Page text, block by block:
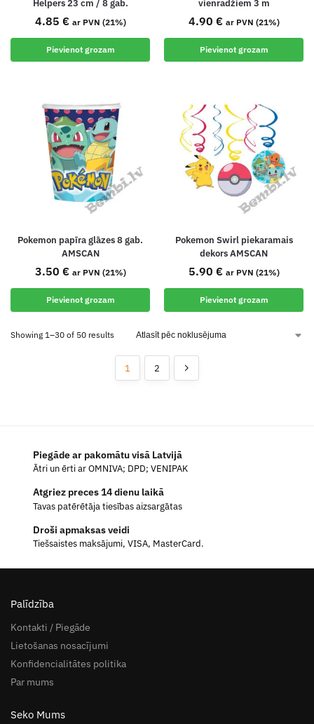
Helpers 23 cm / 8 gab.
4.85 € ar PVN (21%)
Pievienot grozam
vienradžiem 3 m
4.90 € ar PVN (21%)
Pievienot grozam
Pokemon papīra glāzes 8 gab.
AMSCAN
3.50 € ar PVN (21%)
Pievienot grozam
Pokemon Swirl piekaramais
dekors AMSCAN
5.90 € ar PVN (21%)
Pievienot grozam
Showing 1–30 of 50 results
1 2
Piegāde ar pakomātu visā Latvijā
Ātri un ērti ar OMNIVA; DPD; VENIPAK
Atgriez preces 14 dienu laikā
Tavas patērētāja tiesības aizsargātas
Droši apmaksas veidi
Tiešsaistes maksājumi, VISA, MasterCard.
Palīdzība
Kontakti / Piegāde
Lietošanas nosacījumi
Konfidencialitātes politika
Par mums
Seko Mums